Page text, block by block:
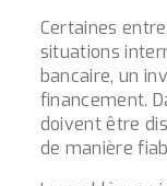
Certaines
situations
bancaire, un
financement.
doivent être
de manière